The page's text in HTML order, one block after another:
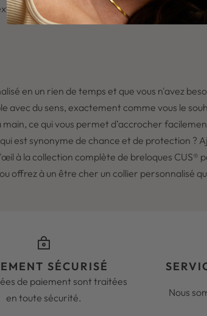
vous permet d’alterner les longueurs
en un rien de temps et que vous n'avez
du sens, exactement comme vous le
ce qui vous permet d’accrocher
est synonyme de chance et de protection ?
à la collection complète de breloques CUS®
offrez à un être cher un collier personnalisé
SÉCURISÉ
de paiement sont traitées
en toute sécurité.
Nous